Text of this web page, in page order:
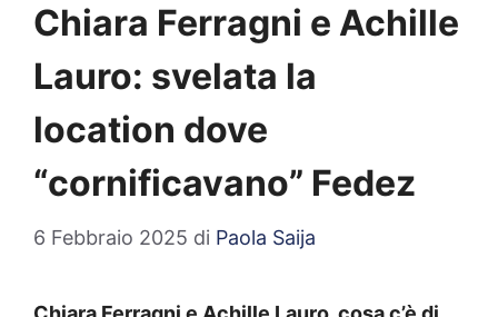
Chiara Ferragni e Achille
Lauro: svelata la
location dove
“cornificavano” Fedez
6 Febbraio 2025 di Paola Saija